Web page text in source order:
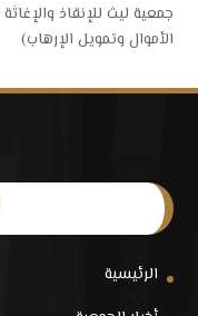
جمعية ليث للإنقاذ
الأموال وتمويل الإرهاب)
الرئيسية